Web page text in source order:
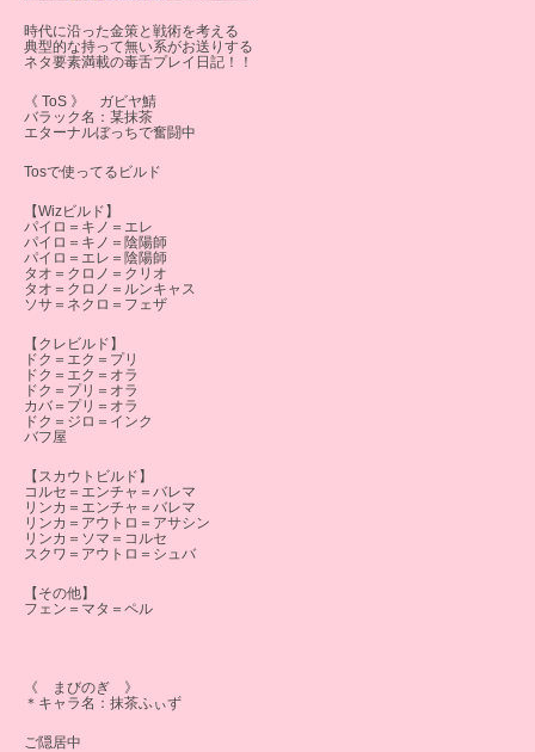
時代に沿った金策と戦術を考える
典型的な持って無い系がお送りする
ネタ要素満載の毒舌プレイ日記！！
《 ToS 》 ガビヤ鯖
バラック名：某抹茶
エターナルぼっちで奮闘中
Tosで使ってるビルド
【Wizビルド】
パイロ＝キノ＝エレ
パイロ＝キノ＝陰陽師
パイロ＝エレ＝陰陽師
タオ＝クロノ＝クリオ
タオ＝クロノ＝ルンキャス
ソサ＝ネクロ＝フェザ
【クレビルド】
ドク＝エク＝プリ
ドク＝エク＝オラ
ドク＝プリ＝オラ
カバ＝プリ＝オラ
ドク＝ジロ＝インク
バフ屋
【スカウトビルド】
コルセ＝エンチャ＝バレマ
リンカ＝エンチャ＝バレマ
リンカ＝アウトロ＝アサシン
リンカ＝ソマ＝コルセ
スクワ＝アウトロ＝シュバ
【その他】
フェン＝マタ＝ペル
《 まびのぎ 》
＊キャラ名：抹茶ふぃず
ご隠居中